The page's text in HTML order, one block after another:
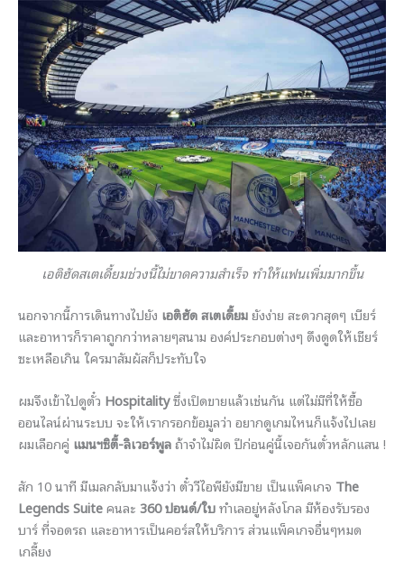
เอติฮัดสเตเดี้ยมช่วงนี้ไม่ขาดความสำเร็จ ทำให้แฟนเพิ่มมากขึ้น
นอกจากนี้การเดินทางไปยัง เอติฮัด สเตเดี้ยมยังง่าย สะดวกสุดๆ เบียร์
และอาหารก็ราคาถูกกว่าหลายๆสนาม องค์ประกอบต่างๆ ดึงดูดให้เชียร์
ซะเหลือเกิน ใครมาสัมผัสก็ประทับใจ
ผมจึงเข้าไปดูตั๋ว Hospitalityซึ่งเปิดขายแล้วเช่นกัน แต่ไม่มีที่ให้ซื้อ
ออนไลน์ผ่านระบบ จะให้เรากรอกข้อมูลว่า อยากดูเกมไหนก็แจ้งไปเลย
ผมเลือกคู่ แมนฯซิตี้-ลิเวอร์พูลถ้าจำไม่ผิด ปีก่อนคู่นี้เจอกันตั๋วหลักแสน !
สัก 10 นาที มีเมลกลับมาแจ้งว่า ตั๋ววีไอพียังมีขาย เป็นแพ็คเกจ The
Legends Suiteคนละ 360 ปอนด์/ใบทำเลอยู่หลังโกล มีห้องรับรอง
บาร์ ที่จอดรถ และอาหารเป็นคอร์สให้บริการ ส่วนแพ็คเกจอื่นๆหมด
เกลี้ยง